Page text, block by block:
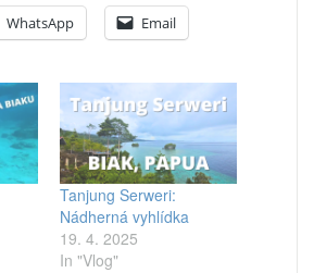
WhatsApp Email
Tanjung Serweri:
Nádherná vyhlídka
19. 4. 2025
In "Vlog"